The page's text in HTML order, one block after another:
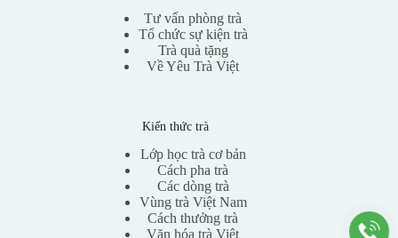
Tư vấn phòng trà
Tổ chức sự kiện trà
Trà quà tặng
Về Yêu Trà Việt
Kiến thức trà
Lớp học trà cơ bản
Cách pha trà
Các dòng trà
Vùng trà Việt Nam
Cách thưởng trà
Văn hóa trà Việt